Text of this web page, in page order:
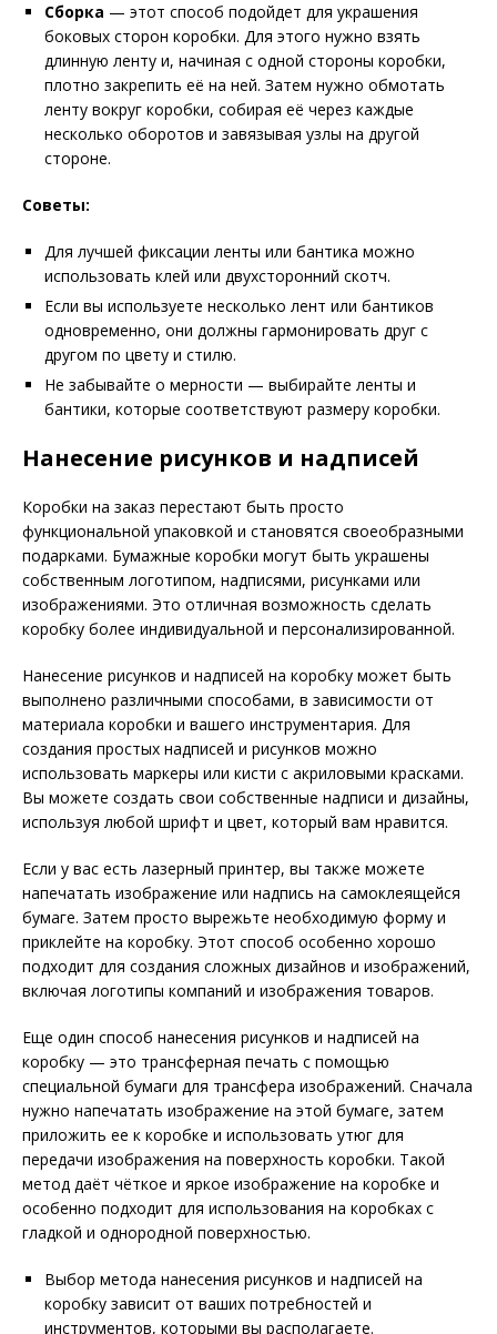
Сборка — этот способ подойдет для украшения
боковых сторон коробки. Для этого нужно взять
длинную ленту и, начиная с одной стороны коробки,
плотно закрепить её на ней. Затем нужно обмотать
ленту вокруг коробки, собирая её через каждые
несколько оборотов и завязывая узлы на другой
стороне.
Советы:
Для лучшей фиксации ленты или бантика можно
использовать клей или двухсторонний скотч.
Если вы используете несколько лент или бантиков
одновременно, они должны гармонировать друг с
другом по цвету и стилю.
Не забывайте о мерности — выбирайте ленты и
бантики, которые соответствуют размеру коробки.
Нанесение рисунков и надписей
Коробки на заказ перестают быть просто
функциональной упаковкой и становятся своеобразными
подарками. Бумажные коробки могут быть украшены
собственным логотипом, надписями, рисунками или
изображениями. Это отличная возможность сделать
коробку более индивидуальной и персонализированной.
Нанесение рисунков и надписей на коробку может быть
выполнено различными способами, в зависимости от
материала коробки и вашего инструментария. Для
создания простых надписей и рисунков можно
использовать маркеры или кисти с акриловыми красками.
Вы можете создать свои собственные надписи и дизайны,
используя любой шрифт и цвет, который вам нравится.
Если у вас есть лазерный принтер, вы также можете
напечатать изображение или надпись на самоклеящейся
бумаге. Затем просто вырежьте необходимую форму и
приклейте на коробку. Этот способ особенно хорошо
подходит для создания сложных дизайнов и изображений,
включая логотипы компаний и изображения товаров.
Еще один способ нанесения рисунков и надписей на
коробку — это трансферная печать с помощью
специальной бумаги для трансфера изображений. Сначала
нужно напечатать изображение на этой бумаге, затем
приложить ее к коробке и использовать утюг для
передачи изображения на поверхность коробки. Такой
метод даёт чёткое и яркое изображение на коробке и
особенно подходит для использования на коробках с
гладкой и однородной поверхностью.
Выбор метода нанесения рисунков и надписей на
коробку зависит от ваших потребностей и
инструментов, которыми вы располагаете.